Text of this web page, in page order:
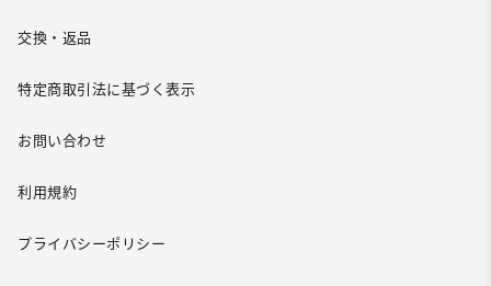
交換・返品
特定商取引法に基づく表示
お問い合わせ
利用規約
プライバシーポリシー